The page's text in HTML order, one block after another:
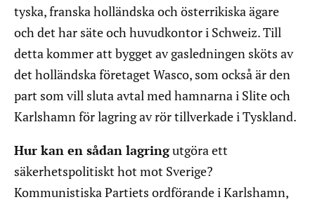
tyska, franska holländska och österrikiska ägare
och det har säte och huvudkontor i Schweiz. Till
detta kommer att bygget av gasledningen sköts av
det holländska företaget Wasco, som också är den
part som vill sluta avtal med hamnarna i Slite och
Karlshamn för lagring av rör tillverkade i Tyskland.
Hur kan en sådan lagringutgöra ett
säkerhetspolitiskt hot mot Sverige?
Kommunistiska Partiets ordförande i Karlshamn,